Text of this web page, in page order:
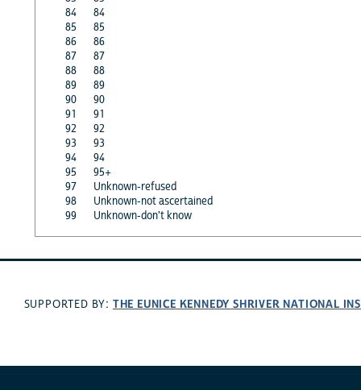
84
84
85
85
86
86
87
87
88
88
89
89
90
90
91
91
92
92
93
93
94
94
95
95+
97
Unknown-refused
98
Unknown-not ascertained
99
Unknown-don't know
SUPPORTED BY: THE EUNICE KENNEDY SHRIVER NATIONAL